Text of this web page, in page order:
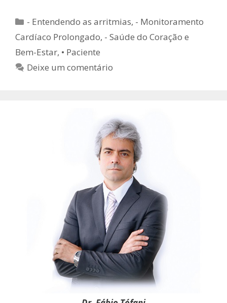
Categorias
- Entendendo as arritmias, - Monitoramento
Cardíaco Prolongado, - Saúde do Coração e
Bem-Estar, • Paciente
Deixe um comentário